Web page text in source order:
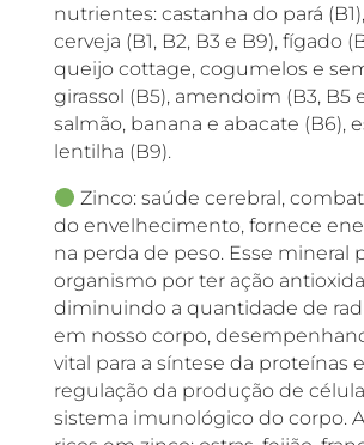
nutrientes: castanha do pará
cerveja (B1, B2, B3 e B9), fígado
queijo cottage, cogumelos e
girassol (B5), amendoim (B3, B5
salmão, banana e abacate (B6),
lentilha (B9).
Zinco: saúde cerebral,
do envelhecimento, fornece
na perda de peso. Esse mineral
organismo por ter ação
diminuindo a quantidade de
em nosso corpo,
vital para a síntese da proteínas
regulação da produção de
sistema imunológico do corpo.